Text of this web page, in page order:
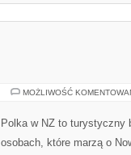
MOŻLIWOŚĆ
Polka w NZ to turystyczny
osobach, które marzą o